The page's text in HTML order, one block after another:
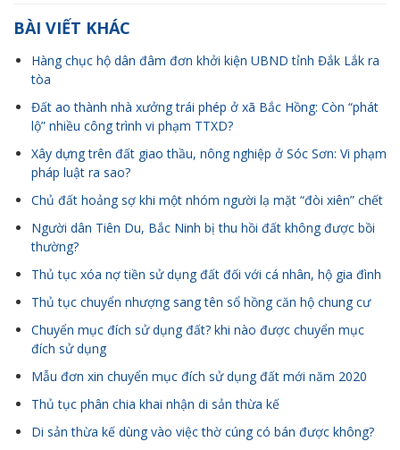
BÀI VIẾT KHÁC
Hàng chục hộ dân đâm đơn khởi kiện UBND tỉnh Đắk Lắk ra
tòa
Đất ao thành nhà xưởng trái phép ở xã Bắc Hồng: Còn “phát
lộ” nhiều công trình vi phạm TTXD?
Xây dựng trên đất giao thầu, nông nghiệp ở Sóc Sơn: Vi phạm
pháp luật ra sao?
Chủ đất hoảng sợ khi một nhóm người lạ mặt “đòi xiên” chết
Người dân Tiên Du, Bắc Ninh bị thu hồi đất không được bồi
thường?
Thủ tục xóa nợ tiền sử dụng đất đối với cá nhân, hộ gia đình
Thủ tục chuyển nhượng sang tên sổ hồng căn hộ chung cư
Chuyển mục đích sử dụng đất? khi nào được chuyển mục
đích sử dụng
Mẫu đơn xin chuyển mục đích sử dụng đất mới năm 2020
Thủ tục phân chia khai nhận di sản thừa kế
Di sản thừa kế dùng vào việc thờ cúng có bán được không?